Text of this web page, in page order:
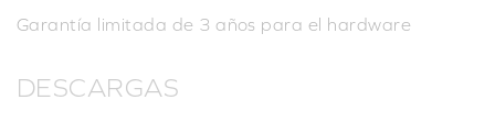
Garantía limitada de 3 años para el hardware
DESCARGAS